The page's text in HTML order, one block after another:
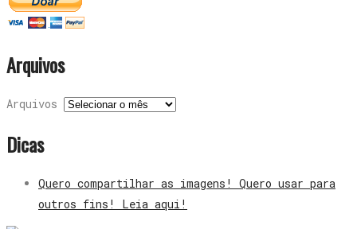
Arquivos
Arquivos
Dicas
Quero compartilhar as imagens! Quero usar para
outros fins! Leia aqui!